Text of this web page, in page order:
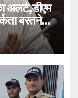
अलर्ट,डीएम
बरतने